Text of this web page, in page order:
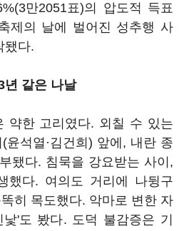
만2051표)의 압도적 득표
제의 날에 벌어진 성추행 사
됐다.
같은 나날
약한 고리였다. 외칠 수 있는
윤석열·김건희) 앞에, 내란 종
됐다. 침묵을 강요받는 사이,
했다. 여의도 거리에 나뒹구
히 목도했다. 악마로 변한 자
'도 봤다. 도덕 불감증은 기